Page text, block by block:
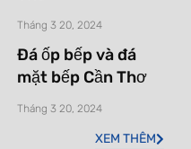
Tháng 3 20, 2024
Đá ốp bếp và đá
mặt bếp Cần Thơ
Tháng 3 20, 2024
XEM THÊM